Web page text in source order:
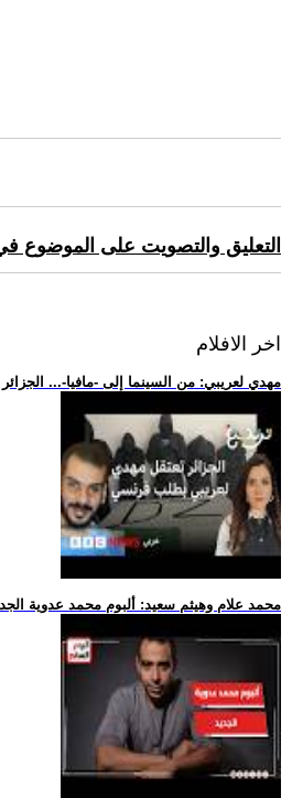
التعليق والتصويت على الموضوع
اخر الافلام
.. مهدي لعريبي: من السينما إلى -مافيا-...
.. محمد علام وهيثم سعيد: ألبوم محمد عدوية